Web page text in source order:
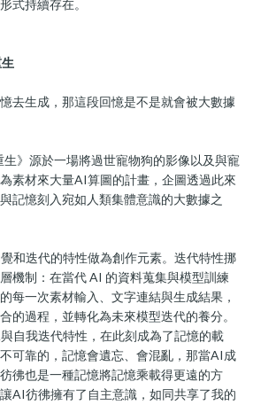
式持續存在。
去生成，那這段回憶是不是就會被大數據
生》源於一場將過世寵物狗的影像以及與寵
素材來大量AI算圖的計畫，企圖透過此來
記憶刻入宛如人類集體意識的大數據之
和迭代的特性做為創作元素。迭代特性挪
機制：在當代 AI 的資料蒐集與模型訓練
每一次素材輸入、文字連結與生成結果，
的過程，並轉化為未來模型迭代的養分。
自我迭代特性，在此刻成為了記憶的載
可靠的，記憶會遺忘、會混亂，那當AI成
彿也是一種記憶將記憶乘載得更遠的方
AI彷彿擁有了自主意識，如同共享了我的